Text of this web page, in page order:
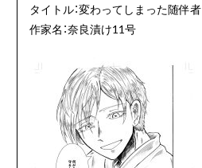
タイトル：変わってしまった随伴者
作家名：奈良漬け11号